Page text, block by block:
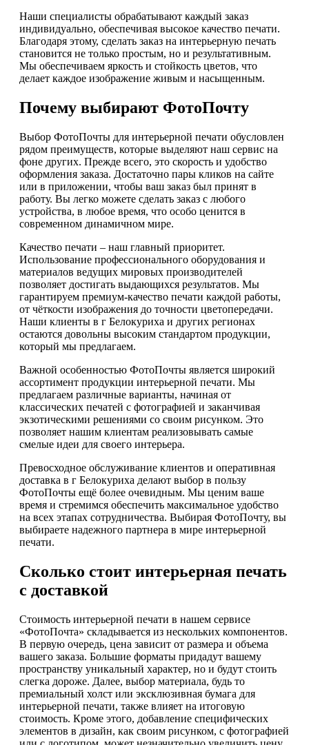
Наши специалисты обрабатывают каждый заказ
индивидуально, обеспечивая высокое качество печати.
Благодаря этому, сделать заказ на интерьерную печать
становится не только простым, но и результативным.
Мы обеспечиваем яркость и стойкость цветов, что
делает каждое изображение живым и насыщенным.
Почему выбирают ФотоПочту
Выбор ФотоПочты для интерьерной печати обусловлен
рядом преимуществ, которые выделяют наш сервис на
фоне других. Прежде всего, это скорость и удобство
оформления заказа. Достаточно пары кликов на сайте
или в приложении, чтобы ваш заказ был принят в
работу. Вы легко можете сделать заказ с любого
устройства, в любое время, что особо ценится в
современном динамичном мире.
Качество печати – наш главный приоритет.
Использование профессионального оборудования и
материалов ведущих мировых производителей
позволяет достигать выдающихся результатов. Мы
гарантируем премиум-качество печати каждой работы,
от чёткости изображения до точности цветопередачи.
Наши клиенты в г Белокуриха и других регионах
остаются довольны высоким стандартом продукции,
который мы предлагаем.
Важной особенностью ФотоПочты является широкий
ассортимент продукции интерьерной печати. Мы
предлагаем различные варианты, начиная от
классических печатей с фотографией и заканчивая
экзотическими решениями со своим рисунком. Это
позволяет нашим клиентам реализовывать самые
смелые идеи для своего интерьера.
Превосходное обслуживание клиентов и оперативная
доставка в г Белокуриха делают выбор в пользу
ФотоПочты ещё более очевидным. Мы ценим ваше
время и стремимся обеспечить максимальное удобство
на всех этапах сотрудничества. Выбирая ФотоПочту, вы
выбираете надежного партнера в мире интерьерной
печати.
Сколько стоит интерьерная печать
с доставкой
Стоимость интерьерной печати в нашем сервисе
«ФотоПочта» складывается из нескольких компонентов.
В первую очередь, цена зависит от размера и объема
вашего заказа. Большие форматы придадут вашему
пространству уникальный характер, но и будут стоить
слегка дороже. Далее, выбор материала, будь то
премиальный холст или эксклюзивная бумага для
интерьерной печати, также влияет на итоговую
стоимость. Кроме этого, добавление специфических
элементов в дизайн, как своим рисунком, с фотографией